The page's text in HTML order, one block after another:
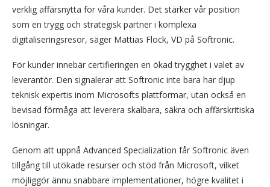
verklig affärsnytta för våra kunder. Det stärker vår position
som en trygg och strategisk partner i komplexa
digitaliseringsresor, säger Mattias Flock, VD på Softronic.
För kunder innebär certifieringen en ökad trygghet i valet av
leverantör. Den signalerar att Softronic inte bara har djup
teknisk expertis inom Microsofts plattformar, utan också en
bevisad förmåga att leverera skalbara, säkra och affärskritiska
lösningar.
Genom att uppnå Advanced Specialization får Softronic även
tillgång till utökade resurser och stöd från Microsoft, vilket
möjliggör ännu snabbare implementationer, högre kvalitet i